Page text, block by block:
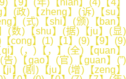
【9】(年)【nian】(4)【4】
(政)【zheng】(诉)【su】
】(式)【shi】(颁)【ban】
(数)【shu】(据)【ju】(显)
cong】(1)【1】(9)【9】(9)
】(，)【，】(全)【quan】
)【gao】(官)【guan】(”)
ji】(剧)【ju】(增)【zeng】